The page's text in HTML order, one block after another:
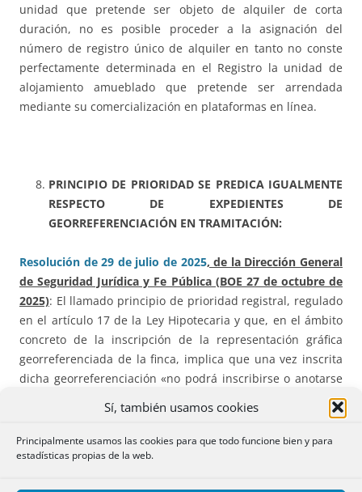
Sí, también usamos cookies
Principalmente usamos las cookies para que todo funcione bien y para
estadísticas propias de la web.
unidad que pretende ser objeto de alquiler de corta
duración, no es posible proceder a la asignación del
número de registro único de alquiler en tanto no conste
perfectamente determinada en el Registro la unidad de
alojamiento amueblado que pretende ser arrendada
mediante su comercialización en plataformas en línea.
PRINCIPIO DE PRIORIDAD SE PREDICA IGUALMENTE
RESPECTO DE EXPEDIENTES DE
GEORREFERENCIACIÓN EN TRAMITACIÓN:
Resolución de 29 de julio de 2025, de la Dirección General
de Seguridad Jurídica y Fe Pública (BOE 27 de octubre de
2025): El llamado principio de prioridad registral, regulado
en el artículo 17 de la Ley Hipotecaria y que, en el ámbito
concreto de la inscripción de la representación gráfica
georreferenciada de la finca, implica que una vez inscrita
dicha georreferenciación «no podrá inscribirse o anotarse
ninguna (…) que se le oponga o sea incompatible» (cfr.
Resolución de 10 de julio de 2024). Así lo confirma también
de modo más específico aún el artículo 199 ordenando que
«el Registrador denegará la inscripción de la identificación